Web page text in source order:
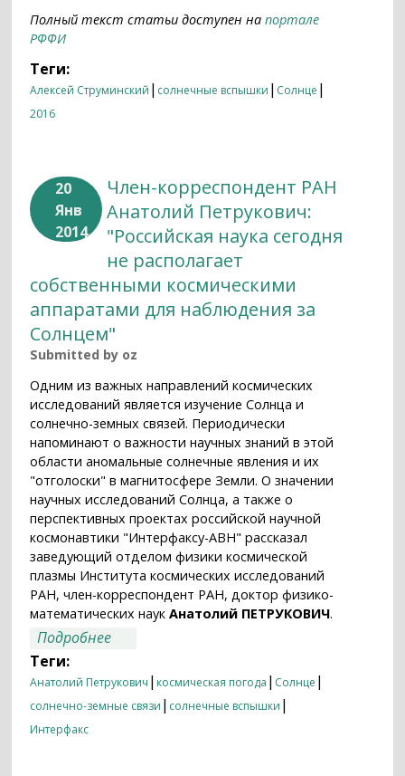
Полный текст статьи доступен напортале
РФФИ
Теги:
Алексей Струминский | солнечные вспышки | Солнце |
2016
20
Янв
2014
Член-корреспондент РАН
Анатолий Петрукович:
"Российская наука сегодня
не располагает
собственными космическими
аппаратами для наблюдения за
Солнцем"
Submitted by oz
Одним из важных направлений космических
исследований является изучение Солнца и
солнечно-земных связей. Периодически
напоминают о важности научных знаний в этой
области аномальные солнечные явления и их
"отголоски" в магнитосфере Земли. О значении
научных исследований Солнца, а также о
перспективных проектах российской научной
космонавтики "Интерфаксу-АВН" рассказал
заведующий отделом физики космической
плазмы Института космических исследований
РАН, член-корреспондент РАН, доктор физико-
математических наукАнатолий ПЕТРУКОВИЧ.
Подробнее
не располагает собственными
космическими аппаратами для
наблюдения за Солнцем"
Теги:
Анатолий Петрукович | космическая погода | Солнце |
солнечно-земные связи | солнечные вспышки |
Интерфакс